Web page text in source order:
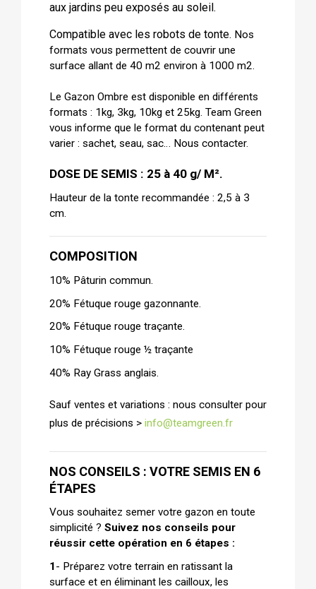
aux jardins peu exposés au soleil.
Compatible avec les robots de tonte. Nos
formats vous permettent de couvrir une
surface allant de 40 m2 environ à 1000 m2.
Le Gazon Ombre est disponible en différents
formats : 1kg, 3kg, 10kg et 25kg. Team Green
vous informe que le format du contenant peut
varier : sachet, seau, sac… Nous contacter.
DOSE DE SEMIS : 25 à 40 g/ M².
Hauteur de la tonte recommandée : 2,5 à 3
cm.
COMPOSITION
10% Pâturin commun.
20% Fétuque rouge gazonnante.
20% Fétuque rouge traçante.
10% Fétuque rouge ½ traçante
40% Ray Grass anglais.
Sauf ventes et variations : nous consulter pour
plus de précisions > info@teamgreen.fr
NOS CONSEILS : VOTRE SEMIS EN 6
ÉTAPES
Vous souhaitez semer votre gazon en toute
simplicité ? Suivez nos conseils pour
réussir cette opération en 6 étapes :
1- Préparez votre terrain en ratissant la
surface et en éliminant les cailloux, les